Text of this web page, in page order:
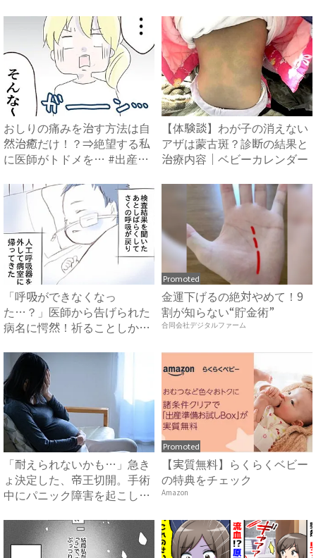
おしりの痛みを治す方法は自
然治癒だけ！？⇒絶望する私
に医師がトドメを… #出産
【体験談】わが子の消えない
アザは蒙古斑？診断の結果と
治療内容｜ベビーカレンダー
「呼吸ができなくなっ
た…？」医師から告げられた
病名に愕然！祈ることしかで
Promoted
金運下げるの絶対やめて！9
割が知らない“貯金術”
合同会社デジタルファーム
「耐えられないかも…」急き
ょ決定した、帝王切開。手術
中にパニック障害を起こしか
Promoted
【実質無料】らくらくベビー
の特典をチェック
Amazon